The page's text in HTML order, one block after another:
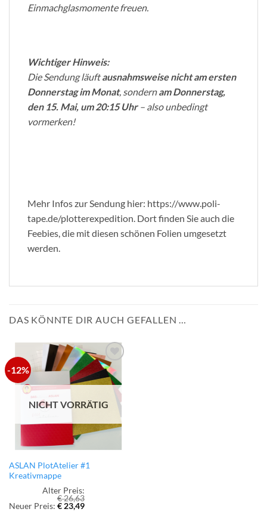
Einmachglasmomente freuen.
Wichtiger Hinweis:
Die Sendung läuftausnahmsweise nicht am ersten
Donnerstag im Monat, sondernam Donnerstag,
den 15. Mai, um 20:15 Uhr– also unbedingt
vormerken!
Mehr Infos zur Sendung hier: https://www.poli-
tape.de/plotterexpedition. Dort finden Sie auch die
Feebies, die mit diesen schönen Folien umgesetzt
werden.
DAS KÖNNTE DIR AUCH GEFALLEN …
-12%
zur
Wunschliste
hinzufügen
NICHT VORRÄTIG
ASLAN PlotAtelier #1
Kreativmappe
Alter Preis:
€26,63
Ursprünglicher
Neuer Preis: €23,49Aktueller